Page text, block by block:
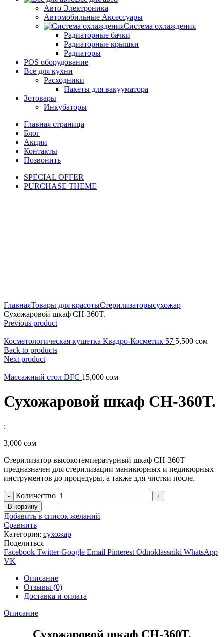
Авто Электроника
Автомобильные Аксессуары
Система охлаждения
Радиаторные бачки
Радиаторные крышки
Радиаторы
POS оборудование
Все для кухни
Расходники
Пакеты для вакууматора
Зотовары
Инкубаторы
Главная страница
Блог
Акции
Контакты
Позвонить
SPECIAL OFFER
PURCHASE THEME
ГлавнаяТовары для красотыСтерилизаторысухожар
Сухожаровой шкаф CH-360T.
Previous product
Косметологическая кушетка Квадро-Косметик 57 5,500 сом
Back to products
Next product
Массажный стол DFC 15,000 сом
Сухожаровой шкаф CH-360T.
:
3,000 сом
Стерилизатор высокотемпературный шкаф CH-360T
предназначен для стерилизации маникюрных и педикюрных
инструментов до процедуры, а также для чистки после.
Количество
В корзину
Добавить в список желаний
Сравнить
Категория: сухожар
Поделиться
Facebook Twitter Google Email Pinterest Odnoklassniki WhatsApp
VK
Описание
Отзывы (0)
Доставка и оплата
Описание
Сухожаровой шкаф CH-360T.